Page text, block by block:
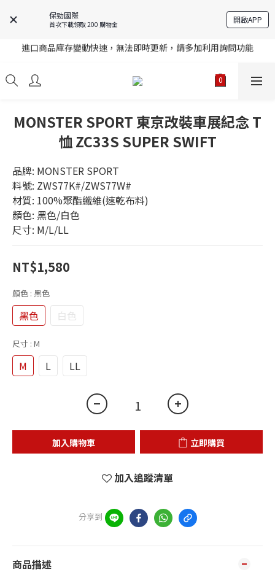
保勁國際
首次下載領取 200 購物金 開啟APP
註冊就送購物金，歡迎加入享更多優惠
註冊就送購物金，歡迎加入享更多優惠
進口商品庫存變動快速，無法即時更新，請多加利用詢問功能
MONSTER SPORT 東京改裝車展紀念 T
恤 ZC33S SUPER SWIFT
品牌: MONSTER SPORT
料號: ZWS77K#/ZWS77W#
材質: 100%聚酯纖維(速乾布料)
顏色: 黑色/白色
尺寸: M/L/LL
NT$1,580
顏色 : 黑色
黑色 白色
尺寸 : M
M L LL
加入購物車 立即購買
加入追蹤清單
分享到
商品描述